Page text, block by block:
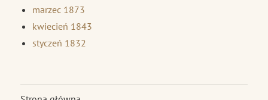
marzec 1873
kwiecień 1843
styczeń 1832